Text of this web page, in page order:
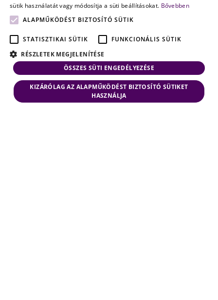
sütik használatát vagy módosítja a süti beállításokat. Bővebben
ALAPMŰKÖDÉST BIZTOSÍTÓ SÜTIK
STATISZTIKAI SÜTIK
FUNKCIONÁLIS SÜTIK
RÉSZLETEK MEGJELENÍTÉSE
ÖSSZES SÜTI ENGEDÉLYEZÉSE
KIZÁRÓLAG AZ ALAPMŰKÖDÉST BIZTOSÍTÓ SÜTIKET
HASZNÁLJA